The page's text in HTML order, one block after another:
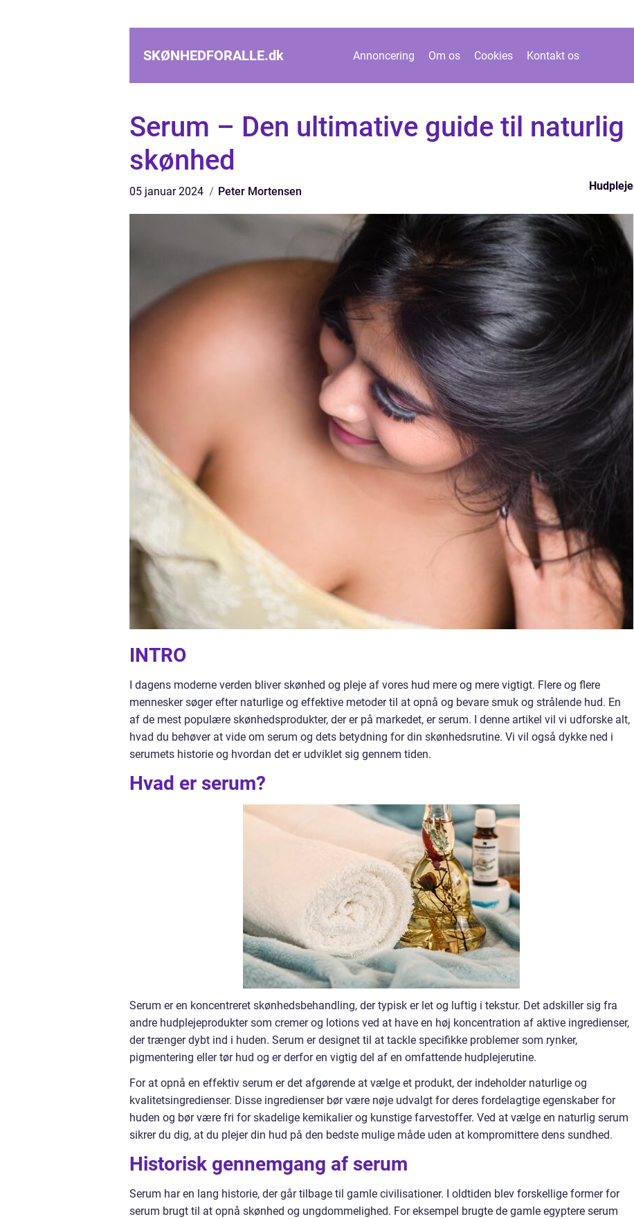
SKØNHEDFORALLE.dk Annoncering Om os Cookies Kontakt os
Serum – Den ultimative guide til naturlig
skønhed
05 januar 2024 Peter Mortensen Hudpleje
INTRO
I dagens moderne verden bliver skønhed og pleje af vores hud mere og mere vigtigt. Flere og flere
mennesker søger efter naturlige og effektive metoder til at opnå og bevare smuk og strålende hud. En
af de mest populære skønhedsprodukter, der er på markedet, er serum. I denne artikel vil vi udforske alt,
hvad du behøver at vide om serum og dets betydning for din skønhedsrutine. Vi vil også dykke ned i
serumets historie og hvordan det er udviklet sig gennem tiden.
Hvad er serum?
Serum er en koncentreret skønhedsbehandling, der typisk er let og luftig i tekstur. Det adskiller sig fra
andre hudplejeprodukter som cremer og lotions ved at have en høj koncentration af aktive ingredienser,
der trænger dybt ind i huden. Serum er designet til at tackle specifikke problemer som rynker,
pigmentering eller tør hud og er derfor en vigtig del af en omfattende hudplejerutine.
For at opnå en effektiv serum er det afgørende at vælge et produkt, der indeholder naturlige og
kvalitetsingredienser. Disse ingredienser bør være nøje udvalgt for deres fordelagtige egenskaber for
huden og bør være fri for skadelige kemikalier og kunstige farvestoffer. Ved at vælge en naturlig serum
sikrer du dig, at du plejer din hud på den bedste mulige måde uden at kompromittere dens sundhed.
Historisk gennemgang af serum
Serum har en lang historie, der går tilbage til gamle civilisationer. I oldtiden blev forskellige former for
serum brugt til at opnå skønhed og ungdommelighed. For eksempel brugte de gamle egyptere serum